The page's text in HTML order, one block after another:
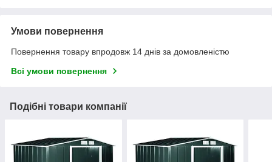
Умови повернення
Повернення товару впродовж 14 днів за домовленістю
Всі умови повернення
Подібні товари компанії